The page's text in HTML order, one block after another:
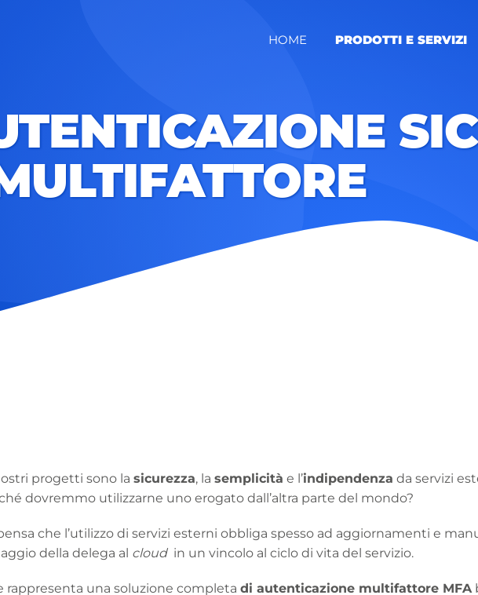
HOME PRODOTTI E SERVIZI
progetti sono la sicurezza, la semplicità e l’indipendenza da servizi
dovremmo utilizzarne uno erogato dall’altra parte del mondo?
che l’utilizzo di servizi esterni obbliga spesso ad aggiornamenti e
della delega al cloudin un vincolo al ciclo di vita del servizio.
rappresenta una soluzione completa di autenticazione multifattore MFA